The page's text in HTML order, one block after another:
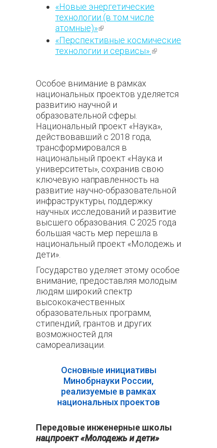
«Новые энергетические
технологии (в том числе
атомные)»(внешняя ссылка)
«Перспективные космические
технологии и сервисы». (внешняя
Особое внимание в рамках
национальных проектов уделяется
развитию научной и
образовательной сферы.
Национальный проект «Наука»,
действовавший с 2018 года,
трансформировался в
национальный проект «Наука и
университеты», сохранив свою
ключевую направленность на
развитие научно-образовательной
инфраструктуры, поддержку
научных исследований и развитие
высшего образования. С 2025 года
большая часть мер перешла в
национальный проект «Молодежь и
дети».
Государство уделяет этому особое
внимание, предоставляя молодым
людям широкий спектр
высококачественных
образовательных программ,
стипендий, грантов и других
возможностей для
самореализации.
Основные инициативы
Минобрнауки России,
реализуемые в рамках
национальных проектов
Передовые инженерные школы
нацпроект «Молодежь и дети»